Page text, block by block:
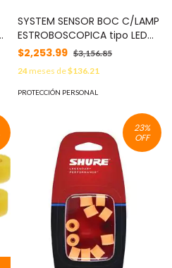
SYSTEM SENSOR BOC C/LAMP
ESTROBOSCOPICA tipo LED
MONT EN TECHO CLR ROJO
MOD: SPSCRLED
$2,253.99 $3,156.85
24meses de$136.21
PROTECCIÓN PERSONAL
23%
OFF